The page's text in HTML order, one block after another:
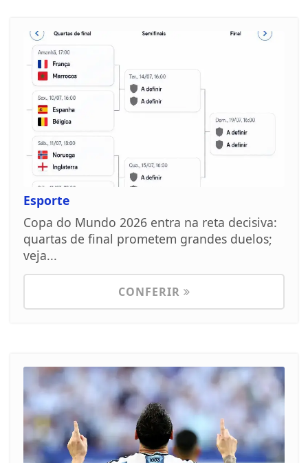
Esporte
Copa do Mundo 2026 entra na reta decisiva:
quartas de final prometem grandes duelos;
veja...
CONFERIR